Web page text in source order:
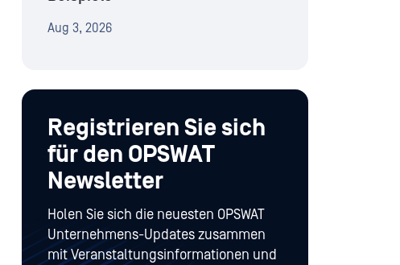
Aug 3, 2026
Registrieren Sie sich
für den OPSWAT
Newsletter
Holen Sie sich die neuesten OPSWAT
Unternehmens-Updates zusammen
mit Veranstaltungsinformationen und